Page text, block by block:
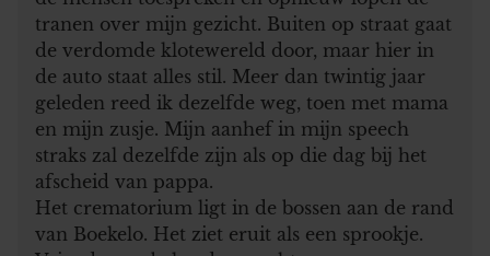
tranen over mijn gezicht. Buiten op straat gaat
de verdomde klotewereld door, maar hier in
de auto staat alles stil. Meer dan twintig jaar
geleden reed ik dezelfde weg, toen met mama
en mijn zusje. Mijn aanhef in mijn speech
straks zal dezelfde zijn als op die dag bij het
afscheid van pappa.
Het crematorium ligt in de bossen aan de rand
van Boekelo. Het ziet eruit als een sprookje.